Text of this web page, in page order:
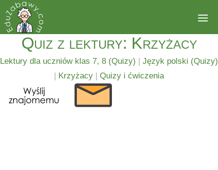
Quiz z lektury: Krzyżacy
Lektury dla uczniów klas 7, 8 (Quizy) | Język polski (Quizy)
| Krzyżacy | Quizy i ćwiczenia